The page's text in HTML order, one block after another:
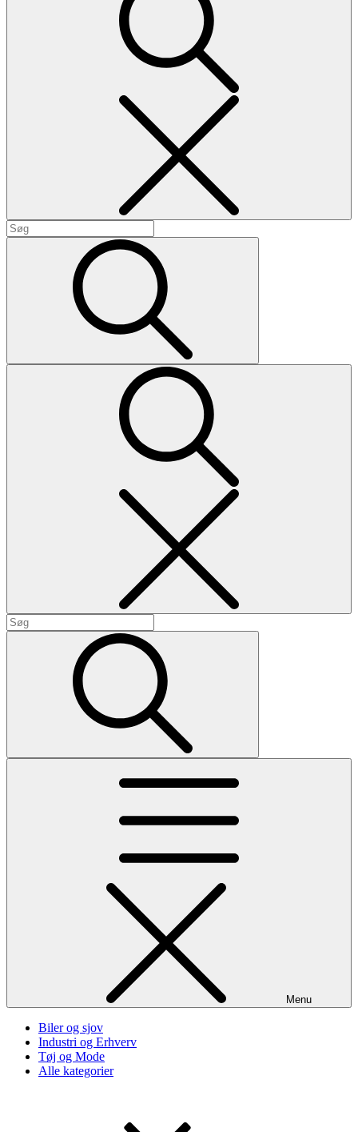
Search
for:
Search
for:
Menu
Biler og sjov
Industri og Erhverv
Tøj og Mode
Alle kategorier